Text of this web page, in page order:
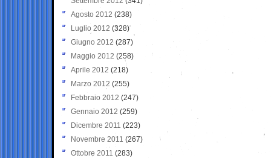
Agosto 2012 (238)
Luglio 2012 (328)
Giugno 2012 (287)
Maggio 2012 (258)
Aprile 2012 (218)
Marzo 2012 (255)
Febbraio 2012 (247)
Gennaio 2012 (259)
Dicembre 2011 (223)
Novembre 2011 (267)
Ottobre 2011 (283)